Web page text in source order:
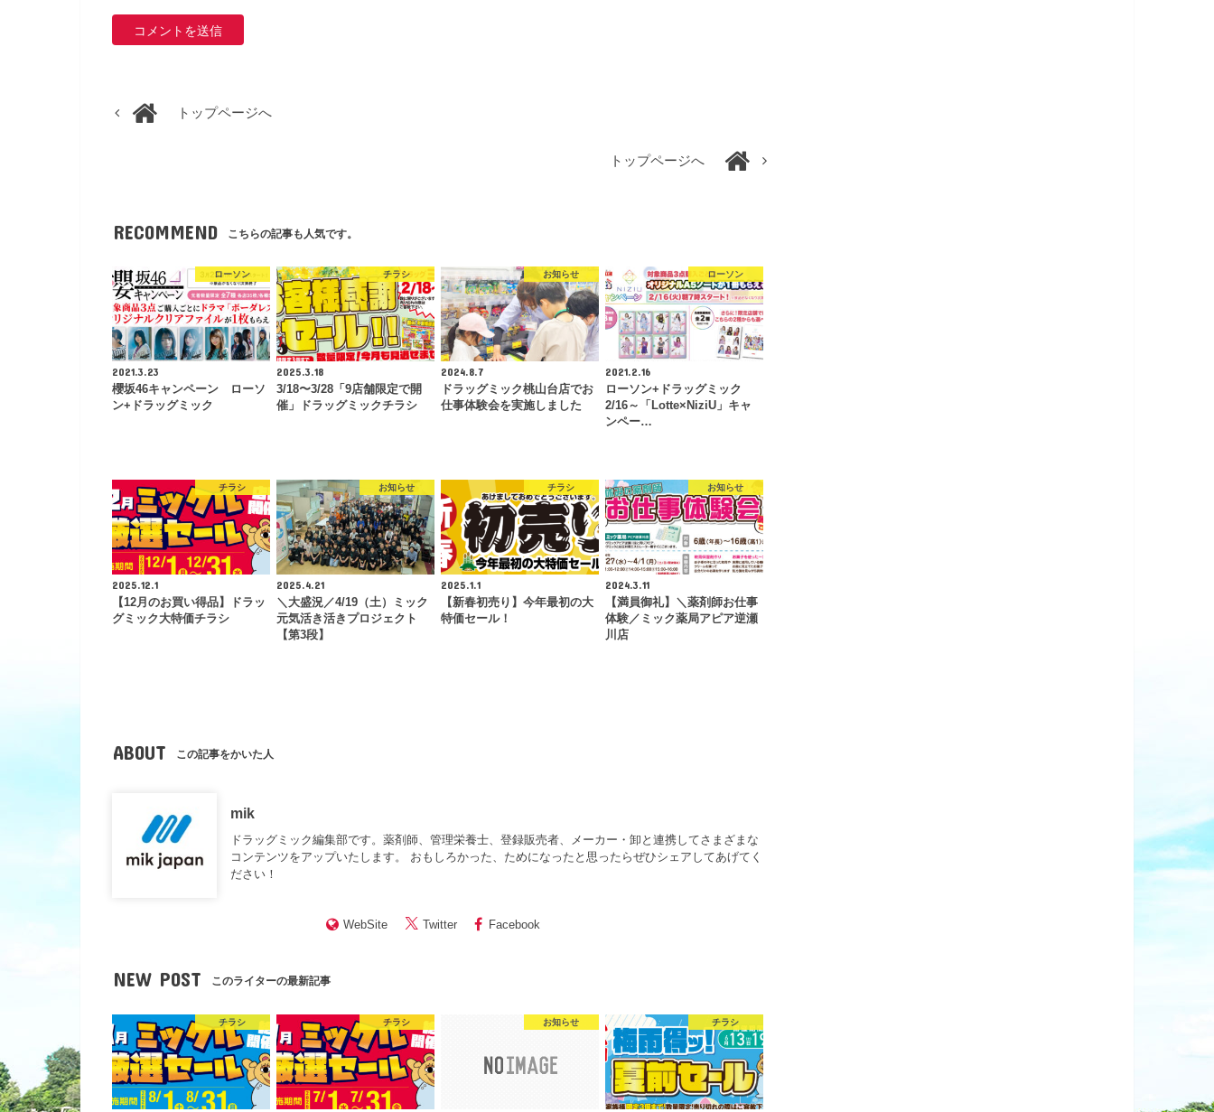
トップページへ
トップページへ
RECOMMEND こちらの記事も人気です。
ローソン
2021.3.23
櫻坂46キャンペーン ローソ
ン+ドラッグミック
チラシ
2025.3.18
3/18〜3/28「9店舗限定で開
催」ドラッグミックチラシ
お知らせ
2024.8.7
ドラッグミック桃山台店でお
仕事体験会を実施しました
ローソン
2021.2.16
ローソン+ドラッグミック
2/16～「Lotte×NiziU」キャ
ンペー…
チラシ
2025.12.1
【12月のお買い得品】ドラッ
グミック大特価チラシ
お知らせ
2025.4.21
＼大盛況／4/19（土）ミック
元気活き活きプロジェクト
【第3段】
チラシ
2025.1.1
【新春初売り】今年最初の大
特価セール！
お知らせ
2024.3.11
【満員御礼】＼薬剤師お仕事
体験／ミック薬局アピア逆瀬
川店
ABOUT この記事をかいた人
mik
ドラッグミック編集部です。薬剤師、管理栄養士、登録販売者、メーカー・卸と連携してさまざまな
コンテンツをアップいたします。 おもしろかった、ためになったと思ったらぜひシェアしてあげてく
ださい！
WebSite Twitter Facebook
NEW POST このライターの最新記事
チラシ チラシ お知らせ チラシ